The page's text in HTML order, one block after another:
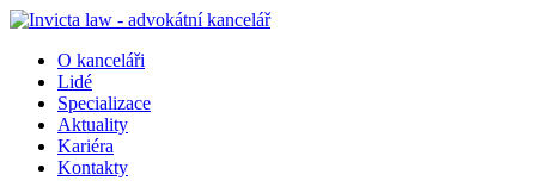
O kanceláři
Lidé
Specializace
Aktuality
Kariéra
Kontakty